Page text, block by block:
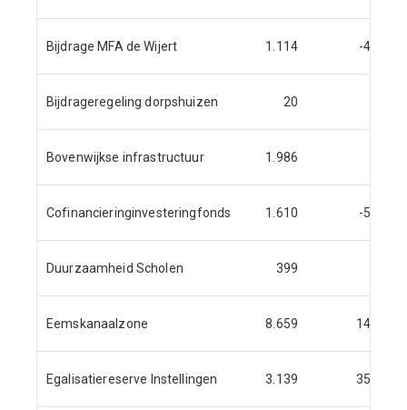
Bijdrage MFA de Wijert 1.114 -46
Bijdrageregeling dorpshuizen 20
Bovenwijkse infrastructuur 1.986
Cofinancieringinvesteringfonds 1.610 -55
Duurzaamheid Scholen 399
Eemskanaalzone 8.659 144
Egalisatiereserve Instellingen 3.139 351